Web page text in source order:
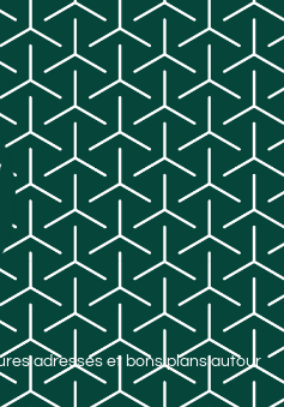
adresses et bons plans autour